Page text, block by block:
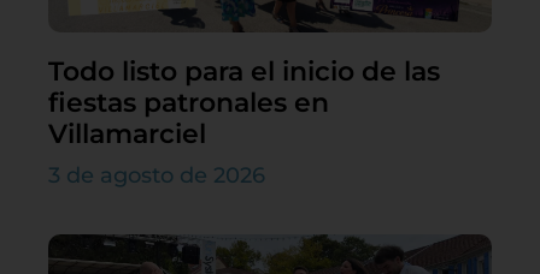
Todo listo para el inicio de las
fiestas patronales en
Villamarciel
3 de agosto de 2026